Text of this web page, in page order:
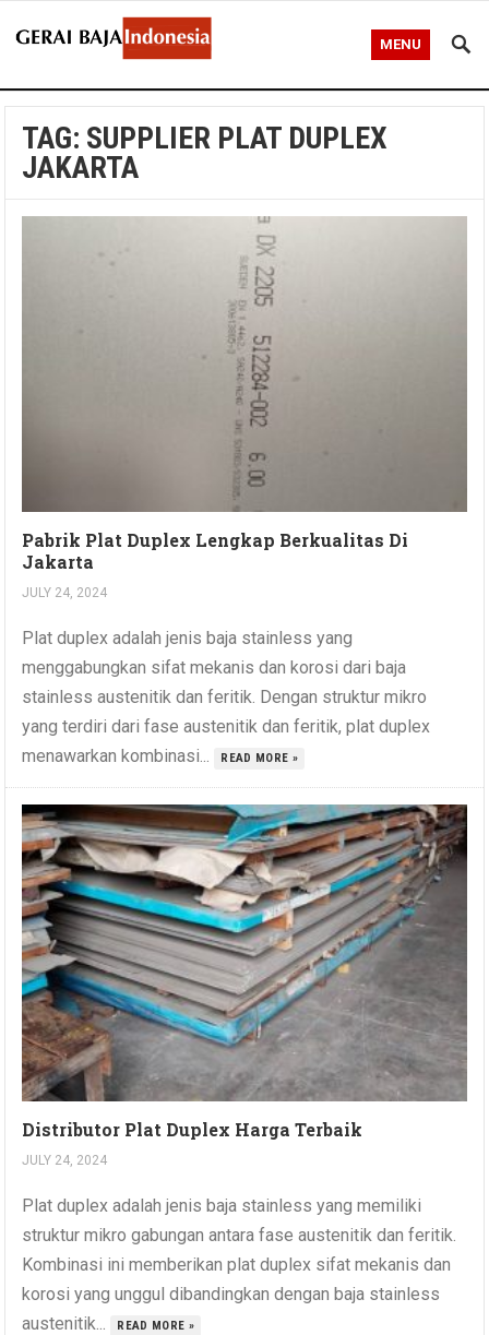
MENU
TAG: SUPPLIER PLAT DUPLEX
JAKARTA
Pabrik Plat Duplex Lengkap Berkualitas Di
Jakarta
JULY 24, 2024
Plat duplex adalah jenis baja stainless yang
menggabungkan sifat mekanis dan korosi dari baja
stainless austenitik dan feritik. Dengan struktur mikro
yang terdiri dari fase austenitik dan feritik, plat duplex
menawarkan kombinasi...
READ MORE »
Distributor Plat Duplex Harga Terbaik
JULY 24, 2024
Plat duplex adalah jenis baja stainless yang memiliki
struktur mikro gabungan antara fase austenitik dan feritik.
Kombinasi ini memberikan plat duplex sifat mekanis dan
korosi yang unggul dibandingkan dengan baja stainless
austenitik...
READ MORE »